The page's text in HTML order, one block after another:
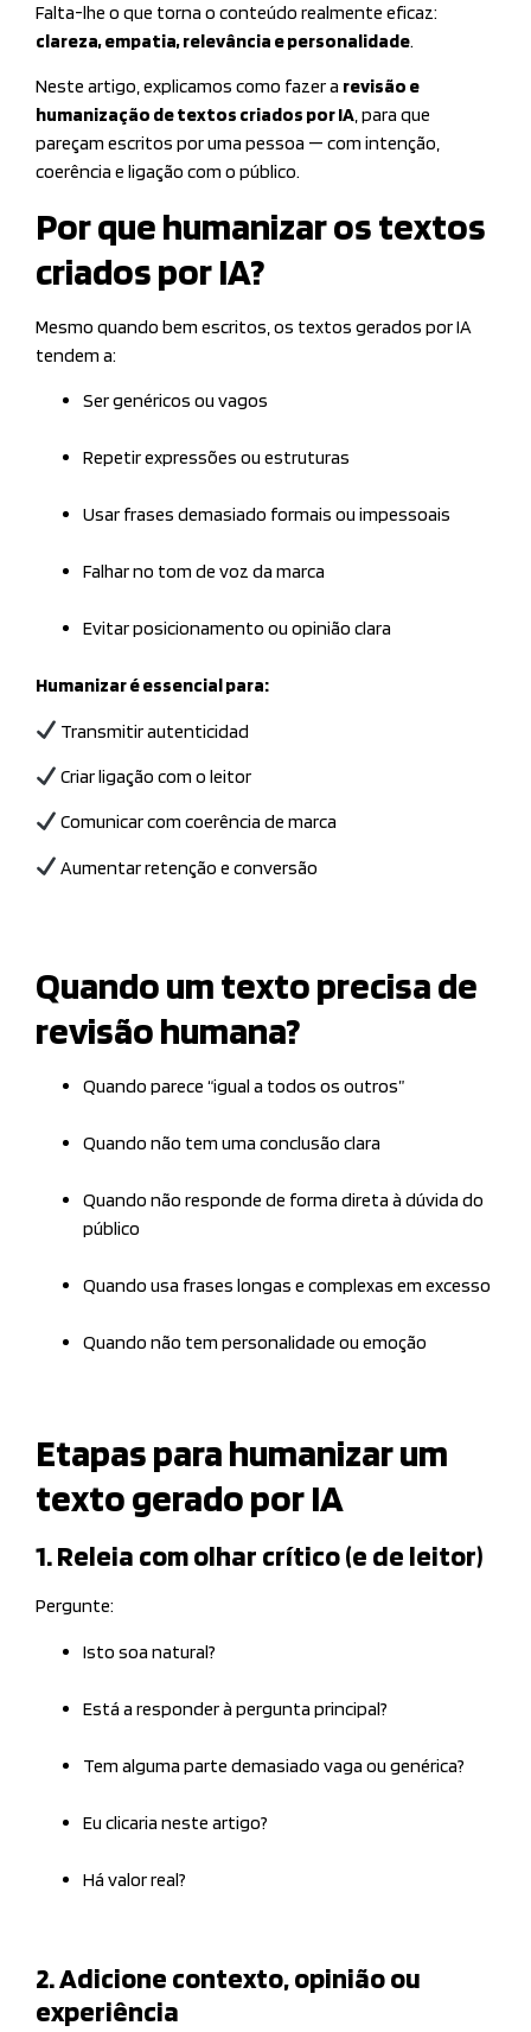
Falta-lhe o que torna o conteúdo realmente eficaz:
clareza, empatia, relevância e personalidade.
Neste artigo, explicamos como fazer a revisão e
humanização de textos criados por IA, para que
pareçam escritos por uma pessoa — com intenção,
coerência e ligação com o público.
Por que humanizar os textos
criados por IA?
Mesmo quando bem escritos, os textos gerados por IA
tendem a:
Ser genéricos ou vagos
Repetir expressões ou estruturas
Usar frases demasiado formais ou impessoais
Falhar no tom de voz da marca
Evitar posicionamento ou opinião clara
Humanizar é essencial para:
Transmitir autenticidad
Criar ligação com o leitor
Comunicar com coerência de marca
Aumentar retenção e conversão
Quando um texto precisa de
revisão humana?
Quando parece “igual a todos os outros”
Quando não tem uma conclusão clara
Quando não responde de forma direta à dúvida do
público
Quando usa frases longas e complexas em excesso
Quando não tem personalidade ou emoção
Etapas para humanizar um
texto gerado por IA
1. Releia com olhar crítico (e de leitor)
Pergunte:
Isto soa natural?
Está a responder à pergunta principal?
Tem alguma parte demasiado vaga ou genérica?
Eu clicaria neste artigo?
Há valor real?
2. Adicione contexto, opinião ou
experiência